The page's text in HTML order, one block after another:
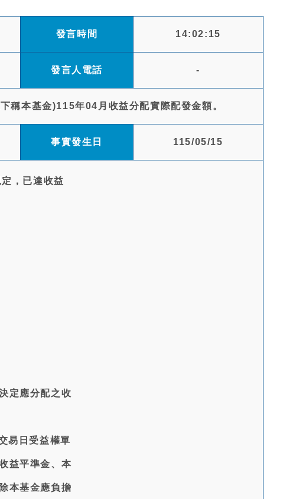
發言時間 14:02:15
發言人電話 -
稱本基金)115年04月收益分配實際配發金額。
事實發生日 115/05/15
，已達收益
定應分配之收
易日受益權單
益平準金、本
本基金應負擔